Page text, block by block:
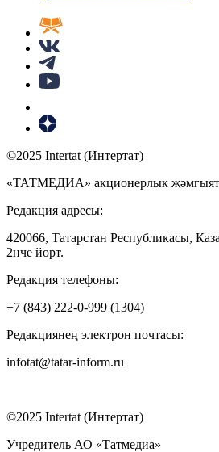
©2025 Intertat (Интертат)
«ТАТМЕДИА» акционерлык
Редакция адресы:
420066, Татарстан Республикасы,
2нче йорт.
Редакция телефоны:
+7 (843) 222-0-999 (1304)
Редакциянең электрон почтасы:
infotat@tatar-inform.ru
©2025 Intertat (Интертат)
Учредитель АО «Татмедиа»